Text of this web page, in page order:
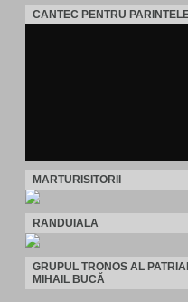
CANTEC PENTRU
MARTURISITORII
RANDUIALA
GRUPUL TRONOS AL
MIHAIL BUCĂ